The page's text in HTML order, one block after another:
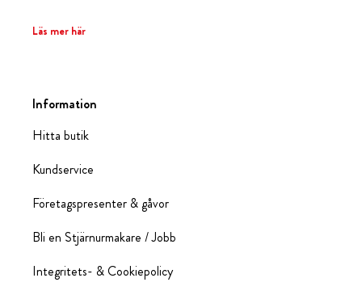
Läs mer här
Information
Hitta butik
Kundservice
Företagspresenter & gåvor
Bli en Stjärnurmakare / Jobb
Integritets- & Cookiepolicy